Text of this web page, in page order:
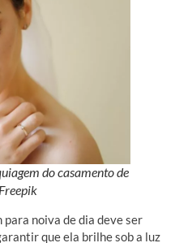
do casamento de
para noiva de dia deve ser
que ela brilhe sob a luz